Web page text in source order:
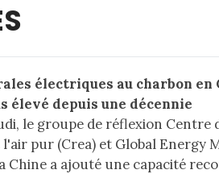
électriques au charbon en
élevé depuis une décennie
le groupe de réflexion Centre
pur (Crea) et Global Energy
Chine a ajouté une capacité